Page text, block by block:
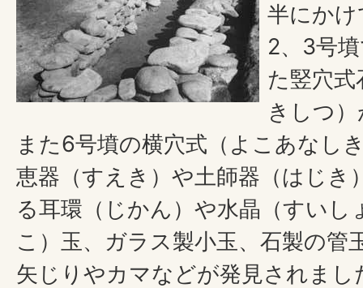
半にか
2、3号
た竪穴
きしつ
また6号墳の横穴式（よこあなし
恵器（すえき）や土師器（はじき
る耳環（じかん）や水晶（すいし
こ）玉、ガラス製小玉、石製の管
矢じりやカマなどが発見されまし